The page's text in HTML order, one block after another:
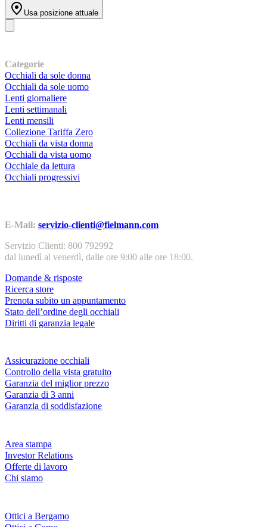
Usa posizione attuale
Categorie
Occhiali da sole donna
Occhiali da sole uomo
Lenti giornaliere
Lenti settimanali
Lenti mensili
Collezione Tariffa Zero
Occhiali da vista donna
Occhiali da vista uomo
Occhiale da lettura
Occhiali progressivi
E-Mail: servizio-clienti@fielmann.com
Servizio Clienti: 800 792992
dal lunedì al venerdì, dalle ore 9:00 alle ore 18:00.
Domande & risposte
Ricerca store
Prenota subito un appuntamento
Stato dell’ordine degli occhiali
Diritti di garanzia legale
Assicurazione occhiali
Controllo della vista gratuito
Garanzia del miglior prezzo
Garanzia di 3 anni
Garanzia di soddisfazione
Area stampa
Investor Relations
Offerte di lavoro
Chi siamo
Ottici a Bergamo